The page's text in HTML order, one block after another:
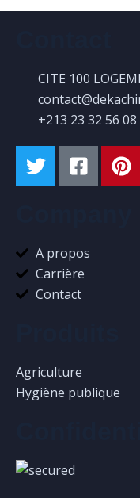
CITE 100
+213 23 32 56 08
A propos
Carrière
Contact
Agriculture
Hygiène publique